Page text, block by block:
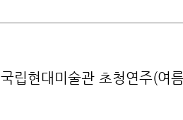
국립현대미술관 초청연주(여